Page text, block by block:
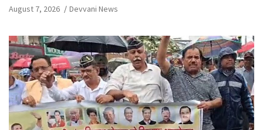
August 7, 2026 Devvani News